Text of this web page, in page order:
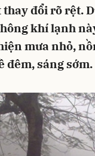
đổi rõ rệt.
khí lạnh
mưa nhỏ,
đêm, sáng sớm.